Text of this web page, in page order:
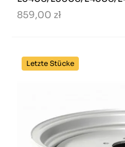
859,00 zł
Letzte Stücke